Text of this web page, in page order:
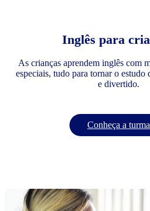
Inglês para
As crianças aprendem inglês com
especiais, tudo para tornar o estudo
e divertido.
Conheça a turma